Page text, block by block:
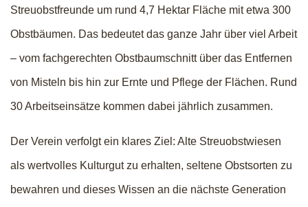
Streuobstfreunde um rund 4,7 Hektar Fläche mit etwa 300
Obstbäumen. Das bedeutet das ganze Jahr über viel Arbeit
– vom fachgerechten Obstbaumschnitt über das Entfernen
von Misteln bis hin zur Ernte und Pflege der Flächen. Rund
30 Arbeitseinsätze kommen dabei jährlich zusammen.
Der Verein verfolgt ein klares Ziel: Alte Streuobstwiesen
als wertvolles Kulturgut zu erhalten, seltene Obstsorten zu
bewahren und dieses Wissen an die nächste Generation